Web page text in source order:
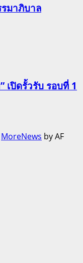
มาภิบาล
เปิดรั้วรับ รอบที่ 1
MoreNews by AF